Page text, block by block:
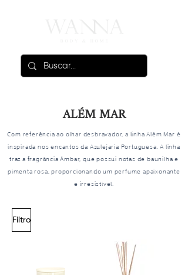
ALÉM MAR
Com referência ao olhar desbravador, a linha Além Mar é
inspirada nos encantos da Azulejaria Portuguesa. A linha
traz a fragrância Âmbar, que possui notas de baunilha e
pimenta rosa, proporcionando um perfume apaixonante
e irresistível.
Filtro